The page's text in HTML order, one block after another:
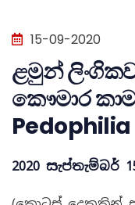
15-09-2020
ළමුන්
කෞමාර
Pedophilia
2020 සැප්තැම්බර්